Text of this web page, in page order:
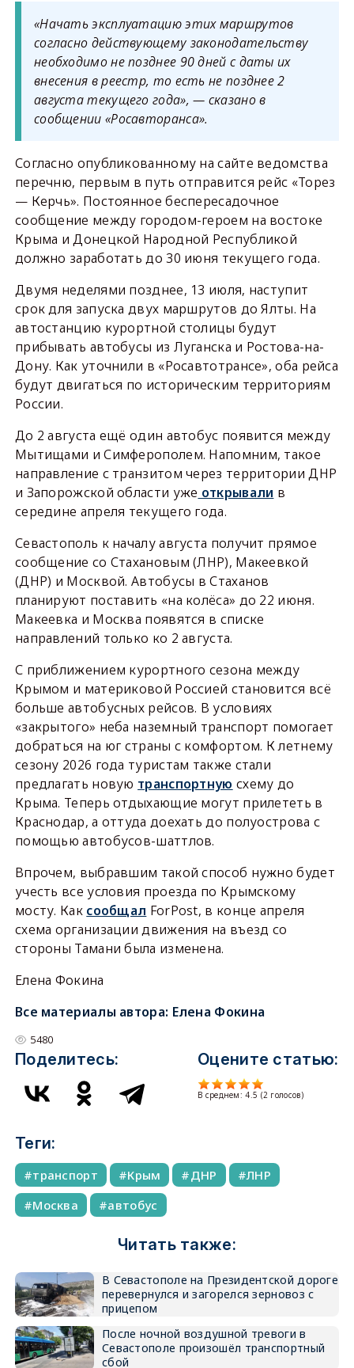
«Начать эксплуатацию этих маршрутов
согласно действующему законодательству
необходимо не позднее 90 дней с даты их
внесения в реестр, то есть не позднее 2
августа текущего года», — сказано в
сообщении «Росавторанса».
Согласно опубликованному на сайте ведомства
перечню, первым в путь отправится рейс «Торез
— Керчь». Постоянное беспересадочное
сообщение между городом-героем на востоке
Крыма и Донецкой Народной Республикой
должно заработать до 30 июня текущего года.
Двумя неделями позднее, 13 июля, наступит
срок для запуска двух маршрутов до Ялты. На
автостанцию курортной столицы будут
прибывать автобусы из Луганска и Ростова-на-
Дону. Как уточнили в «Росавтотрансе», оба рейса
будут двигаться по историческим территориям
России.
До 2 августа ещё один автобус появится между
Мытищами и Симферополем. Напомним, такое
направление с транзитом через территории ДНР
и Запорожской области уже открывали в
середине апреля текущего года.
Севастополь к началу августа получит прямое
сообщение со Стахановым (ЛНР), Макеевкой
(ДНР) и Москвой. Автобусы в Стаханов
планируют поставить «на колёса» до 22 июня.
Макеевка и Москва появятся в списке
направлений только ко 2 августа.
С приближением курортного сезона между
Крымом и материковой Россией становится всё
больше автобусных рейсов. В условиях
«закрытого» неба наземный транспорт помогает
добраться на юг страны с комфортом. К летнему
сезону 2026 года туристам также стали
предлагать новую транспортную схему до
Крыма. Теперь отдыхающие могут прилететь в
Краснодар, а оттуда доехать до полуострова с
помощью автобусов-шаттлов.
Впрочем, выбравшим такой способ нужно будет
учесть все условия проезда по Крымскому
мосту. Как сообщал ForPost, в конце апреля
схема организации движения на въезд со
стороны Тамани была изменена.
Елена Фокина
Все материалы автора: Елена Фокина
5480
Поделитесь: Оцените статью:
В среднем:4.5 (2 голосов)
Теги:
транспорт Крым ДНР
ЛНР
Москва
автобус
Читать также:
В Севастополе на Президентской дороге
перевернулся и загорелся зерновоз с
прицепом
После ночной воздушной тревоги в
Севастополе произошёл транспортный
сбой